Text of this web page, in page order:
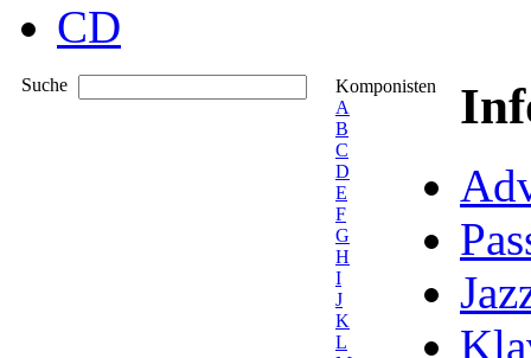
CD
Suche
Komponisten
A
B
C
D
E
F
G
H
I
J
K
L